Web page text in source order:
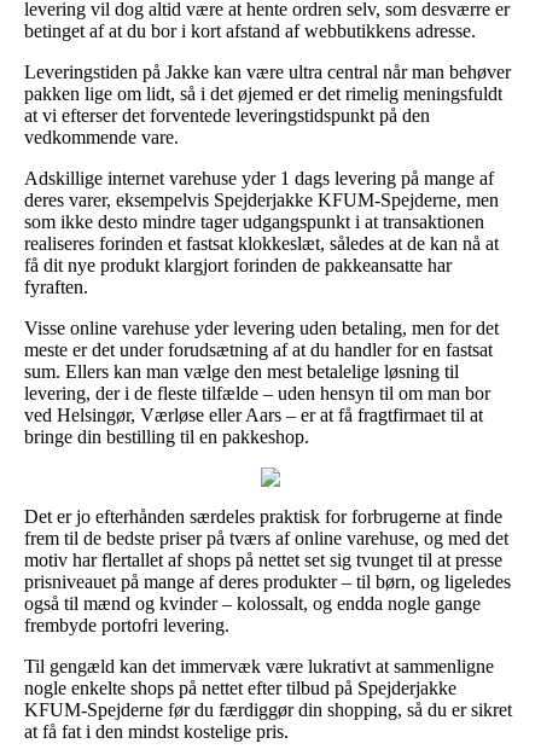
levering vil dog altid være at hente ordren selv, som desværre er
betinget af at du bor i kort afstand af webbutikkens adresse.
Leveringstiden på Jakke kan være ultra central når man behøver
pakken lige om lidt, så i det øjemed er det rimelig meningsfuldt
at vi efterser det forventede leveringstidspunkt på den
vedkommende vare.
Adskillige internet varehuse yder 1 dags levering på mange af
deres varer, eksempelvis Spejderjakke KFUM-Spejderne, men
som ikke desto mindre tager udgangspunkt i at transaktionen
realiseres forinden et fastsat klokkeslæt, således at de kan nå at
få dit nye produkt klargjort forinden de pakkeansatte har
fyraften.
Visse online varehuse yder levering uden betaling, men for det
meste er det under forudsætning af at du handler for en fastsat
sum. Ellers kan man vælge den mest betalelige løsning til
levering, der i de fleste tilfælde – uden hensyn til om man bor
ved Helsingør, Værløse eller Aars – er at få fragtfirmaet til at
bringe din bestilling til en pakkeshop.
Det er jo efterhånden særdeles praktisk for forbrugerne at finde
frem til de bedste priser på tværs af online varehuse, og med det
motiv har flertallet af shops på nettet set sig tvunget til at presse
prisniveauet på mange af deres produkter – til børn, og ligeledes
også til mænd og kvinder – kolossalt, og endda nogle gange
frembyde portofri levering.
Til gengæld kan det immervæk være lukrativt at sammenligne
nogle enkelte shops på nettet efter tilbud på Spejderjakke
KFUM-Spejderne før du færdiggør din shopping, så du er sikret
at få fat i den mindst kostelige pris.